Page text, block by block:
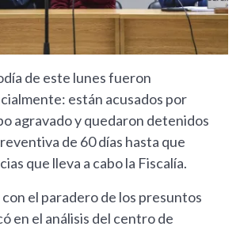
de este lunes fueron
están acusados por
agravado y quedaron detenidos
de 60 días hasta que
que lleva a cabo la Fiscalía.
con el paradero de los presuntos
en el análisis del centro de